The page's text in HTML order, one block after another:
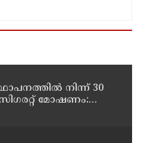
നിന്ന് 30
മോഷണം: